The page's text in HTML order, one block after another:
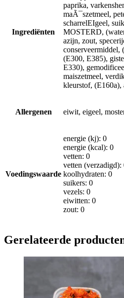
Ingrediënten
paprika,
maÃ¯szetmeel,
scharrelEIgeel,
MOSTERD,
azijn, zout,
conserveermiddel,
(E300, E385),
E330),
maiszetmeel,
kleurstof, (E160a),
Allergenen eiwit, eigeel,
Voedingswaarde
energie (kj): 0
energie (kcal): 0
vetten: 0
vetten (verzadigd):
koolhydraten: 0
suikers: 0
vezels: 0
eiwitten: 0
zout: 0
Gerelateerde